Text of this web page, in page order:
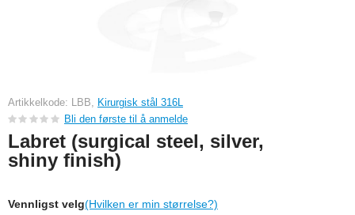
Artikkelkode: LBB, Kirurgisk stål 316L
Bli den første til å anmelde
Labret (surgical steel, silver,
shiny finish)
Vennligst velg(Hvilken er min størrelse?)